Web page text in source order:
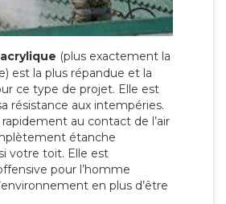
(plus exactement la
est la plus répandue et la
ce type de projet. Elle est
résistance aux intempéries.
au contact de l’air
étanche
votre toit. Elle est
pour l’homme
en plus d’être